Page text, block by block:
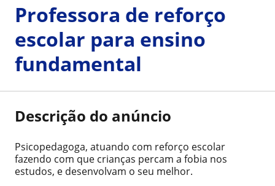
Professora de reforço
escolar para ensino
fundamental
Descrição do anúncio
Psicopedagoga, atuando com reforço escolar
fazendo com que crianças percam a fobia nos
estudos, e desenvolvam o seu melhor.